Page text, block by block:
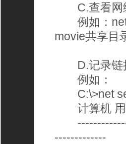
C.查看网
例如：net
movie共享目
D.记录链
例如：
C:\>net
计算机 用
-------------